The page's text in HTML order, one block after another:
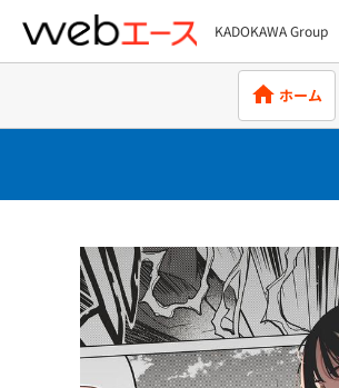
webエース
KADOKAWA Group
ホーム